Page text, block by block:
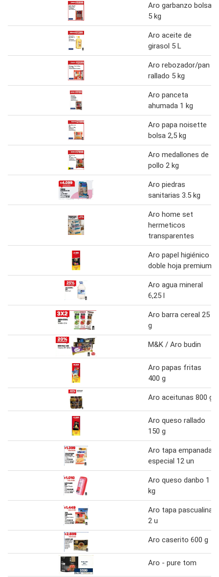
Aro garbanzo bolsa
5 kg
Aro aceite de
girasol 5 L
Aro rebozador/pan
rallado 5 kg
Aro panceta
ahumada 1 kg
Aro papa noisette
bolsa 2,5 kg
Aro medallones de
pollo 2 kg
Aro piedras
sanitarias 3.5 kg
Aro home set
hermeticos
transparentes
Aro papel higiénico
doble hoja premium
Aro agua mineral
6,25 l
Aro barra cereal 25
g
M&K / Aro budin
Aro papas fritas
400 g
Aro aceitunas 800 g
Aro queso rallado
150 g
Aro tapa empanada
especial 12 un
Aro queso danbo 1
kg
Aro tapa pascualina
2 u
Aro caserito 600 g
Aro - pure tom